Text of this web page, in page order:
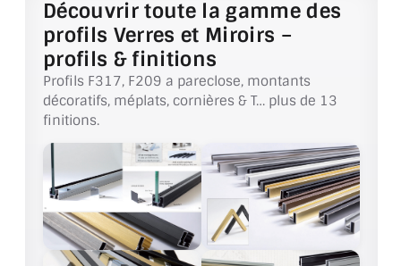
PAROI DE DOUCHE
VERRE FEUILLETÉ
VERRE ANTI-REFLET
VERRE FEUILLETÉ/TREMPÉ
DALLE DE SOL EN VERRE
PORTE EN VERRE
Découvrir toute la gamme des
profils Verres et Miroirs –
profils & finitions
Profils F317, F209 a pareclose, montants
décoratifs, méplats, cornières & T… plus de 13
finitions.